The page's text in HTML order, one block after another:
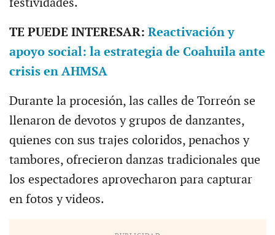
festividades.
TE PUEDE INTERESAR: Reactivación y
apoyo social: la estrategia de Coahuila ante
crisis en AHMSA
Durante la procesión, las calles de Torreón se
llenaron de devotos y grupos de danzantes,
quienes con sus trajes coloridos, penachos y
tambores, ofrecieron danzas tradicionales que
los espectadores aprovecharon para capturar
en fotos y videos.